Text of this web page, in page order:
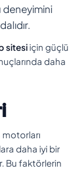
deneyimini
sitesiiçin güçlü
daha
daha iyi bir
Bu faktörlerin